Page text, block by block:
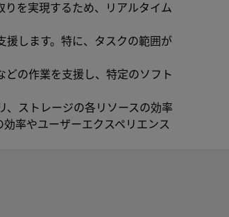
を実現するため、リアルタイム
援します。特に、タスクの範囲が
の作業を支援し、特定のソフト
、ストレージの各リソースの効率
率やユーザーエクスペリエンス